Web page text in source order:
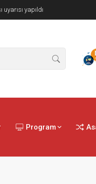
tatbikat
Program